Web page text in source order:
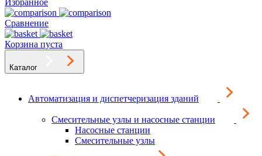
Избранное
Сравнение
Корзина пуста
Каталог
Автоматизация и диспетчеризация зданий
Смесительные узлы и насосные станции
Насосные станции
Смесительные узлы